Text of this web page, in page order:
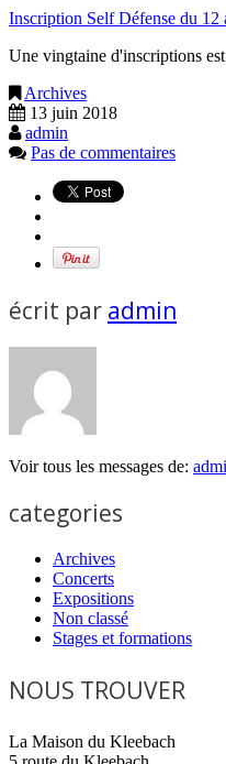
Inscription Self Défense du 12
Une vingtaine d'inscriptions
Archives
13 juin 2018
admin
Pas de commentaires
écrit par admin
Voir tous les messages de:
categories
Archives
Concerts
Expositions
Non classé
Stages et formations
NOUS TROUVER
La Maison du Kleebach